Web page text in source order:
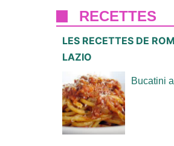
RECETTES
LES RECETTES DE
LAZIO
Bucatini